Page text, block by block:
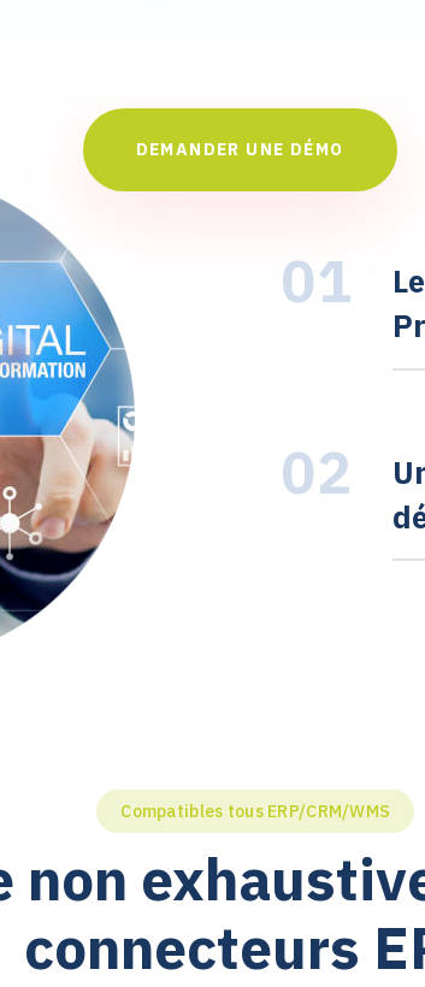
DEMANDER UNE DÉMO
01
02
Compatibles tous ERP/CRM/WMS
non
connecteurs